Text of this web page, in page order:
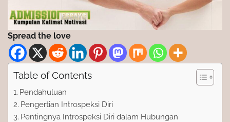
Spread the love
Table of Contents
Pendahuluan
Pengertian Introspeksi Diri
Pentingnya Introspeksi Diri dalam Hubungan